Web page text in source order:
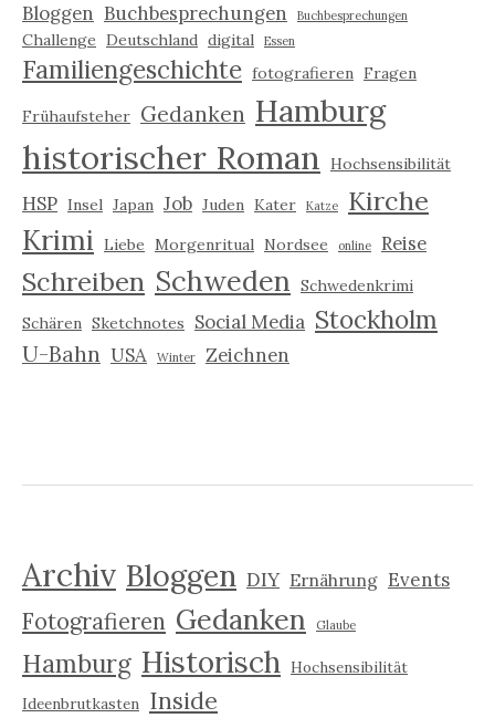
Bloggen Buchbesprechungen Buchbesprechungen
Challenge Deutschland digital Essen
Familiengeschichte fotografieren Fragen
Frühaufsteher Gedanken Hamburg
historischer Roman Hochsensibilität
HSP Insel Japan Job Juden Kater Katze Kirche
Krimi Liebe Morgenritual Nordsee online Reise
Schreiben Schweden Schwedenkrimi
Schären Sketchnotes Social Media Stockholm
U-Bahn USA Winter Zeichnen
Archiv Bloggen DIY Ernährung Events
Fotografieren Gedanken Glaube
Hamburg Historisch Hochsensibilität
Ideenbrutkasten Inside